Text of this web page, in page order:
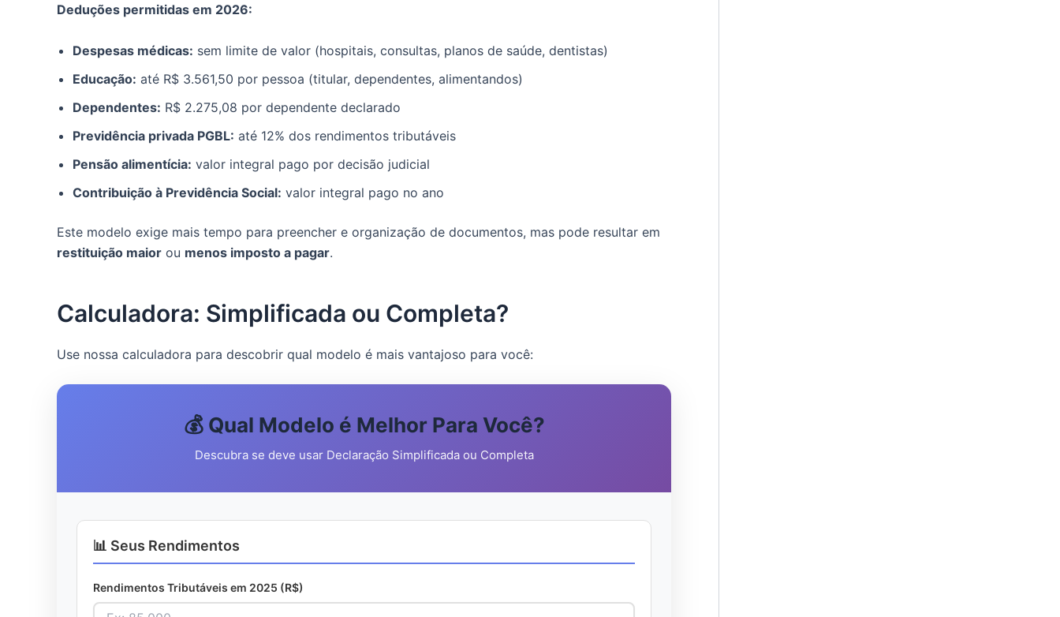
Deduções permitidas em 2026:
Despesas médicas: sem limite de valor (hospitais, consultas, planos de saúde, dentistas)
Educação: até R$ 3.561,50 por pessoa (titular, dependentes, alimentandos)
Dependentes: R$ 2.275,08 por dependente declarado
Previdência privada PGBL: até 12% dos rendimentos tributáveis
Pensão alimentícia: valor integral pago por decisão judicial
Contribuição à Previdência Social: valor integral pago no ano
Este modelo exige mais tempo para preencher e organização de documentos, mas pode resultar em
restituição maior ou menos imposto a pagar.
Calculadora: Simplificada ou Completa?
Use nossa calculadora para descobrir qual modelo é mais vantajoso para você:
💰 Qual Modelo é Melhor Para Você?
Descubra se deve usar Declaração Simplificada ou Completa
📊 Seus Rendimentos
Rendimentos Tributáveis em 2025 (R$)